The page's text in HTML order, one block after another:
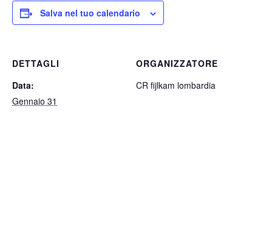
Salva nel tuo calendario
DETTAGLI
Data:
Gennaio 31
ORGANIZZATORE
CR fijlkam lombardia